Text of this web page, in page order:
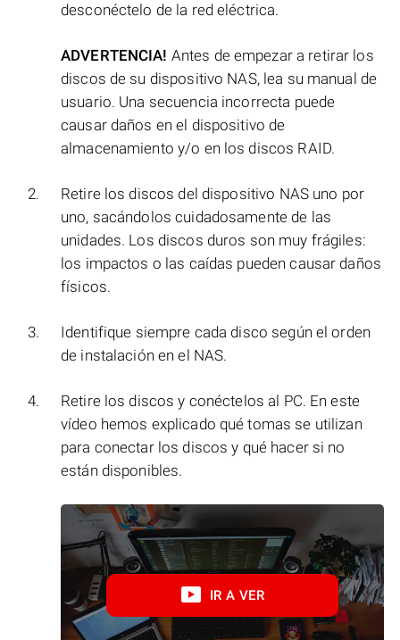
desconéctelo de la red eléctrica.
ADVERTENCIA! Antes de empezar a retirar los
discos de su dispositivo NAS, lea su manual de
usuario. Una secuencia incorrecta puede
causar daños en el dispositivo de
almacenamiento y/o en los discos RAID.
Retire los discos del dispositivo NAS uno por
uno, sacándolos cuidadosamente de las
unidades. Los discos duros son muy frágiles:
los impactos o las caídas pueden causar daños
físicos.
Identifique siempre cada disco según el orden
de instalación en el NAS.
Retire los discos y conéctelos al PC. En este
vídeo hemos explicado qué tomas se utilizan
para conectar los discos y qué hacer si no
están disponibles.
IR A VER